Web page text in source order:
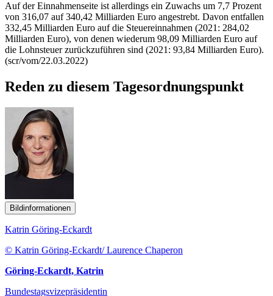
Auf der Einnahmenseite ist allerdings ein Zuwachs um 7,7 Prozent
von 316,07 auf 340,42 Milliarden Euro angestrebt. Davon entfallen
332,45 Milliarden Euro auf die Steuereinnahmen (2021: 284,02
Milliarden Euro), von denen wiederum 98,09 Milliarden Euro auf
die Lohnsteuer zurückzuführen sind (2021: 93,84 Milliarden Euro).
(scr/vom/22.03.2022)
Reden zu diesem Tagesordnungspunkt
Bildinformationen
Katrin Göring-Eckardt
© Katrin Göring-Eckardt/ Laurence Chaperon
Göring-Eckardt, Katrin
Bundestagsvizepräsidentin